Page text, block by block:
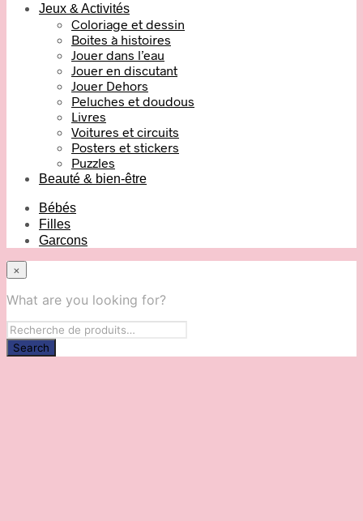
Jeux & Activités
Coloriage et dessin
Boites à histoires
Jouer dans l’eau
Jouer en discutant
Jouer Dehors
Peluches et doudous
Livres
Voitures et circuits
Posters et stickers
Puzzles
Beauté & bien-être
Bébés
Filles
Garcons
×
What are you looking for?